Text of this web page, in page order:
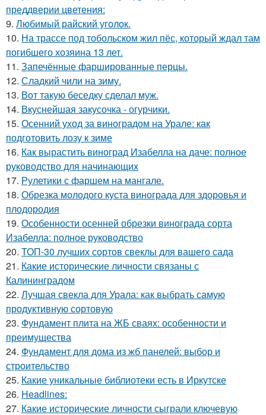
преддверии цветения:
9. Любимый райский уголок.
10. На трассе под тобольском жил пёс, который ждал там
погибшего хозяина 13 лет.
11. Запечённые фаршированные перцы.
12. Сладкий чили на зиму.
13. Вот такую беседку сделал муж.
14. Вкуснейшая закусочка - огурчики.
15. Осенний уход за виноградом на Урале: как
подготовить лозу к зиме
16. Как вырастить виноград Изабелла на даче: полное
руководство для начинающих
17. Рулетики с фаршем на мангале.
18. Обрезка молодого куста винограда для здоровья и
плодородия
19. Особенности осенней обрезки винограда сорта
Изабелла: полное руководство
20. ТОП-30 лучших сортов свеклы для вашего сада
21. Какие исторические личности связаны с
Калининградом
22. Лучшая свекла для Урала: как выбрать самую
продуктивную сортовую
23. Фундамент плита на ЖБ сваях: особенности и
преимущества
24. Фундамент для дома из жб панелей: выбор и
строительство
25. Какие уникальные библиотеки есть в Иркутске
26. Headlines:
27. Какие исторические личности сыграли ключевую